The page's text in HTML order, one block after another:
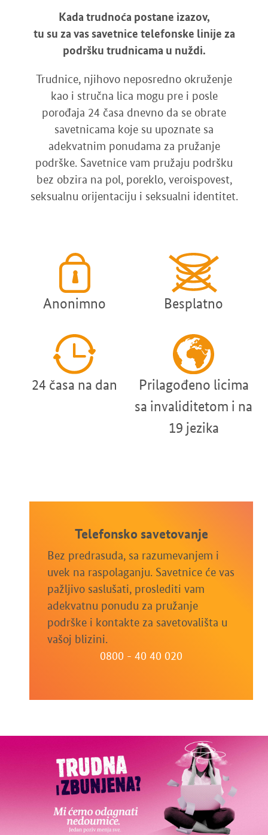
Kada trudnoća postane izazov,
tu su za vas savetnice telefonske linije za
podršku trudnicama u nuždi.
Trudnice, njihovo neposredno okruženje
kao i stručna lica mogu pre i posle
porođaja 24 časa dnevno da se obrate
savetnicama koje su upoznate sa
adekvatnim ponudama za pružanje
podrške. Savetnice vam pružaju podršku
bez obzira na pol, poreklo, veroispovest,
seksualnu orijentaciju i seksualni identitet.
Anonimno Besplatno
24 časa na dan
Prilagođeno licima
sa invaliditetom i na
19 jezika
Telefonsko savetovanje
Bez predrasuda, sa razumevanjem i
uvek na raspolaganju. Savetnice će vas
pažljivo saslušati, proslediti vam
adekvatnu ponudu za pružanje
podrške i kontakte za savetovališta u
vašoj blizini.
0800 - 40 40 020